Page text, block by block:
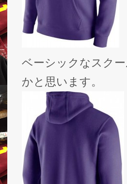
ベーシックなスク
かと思います。